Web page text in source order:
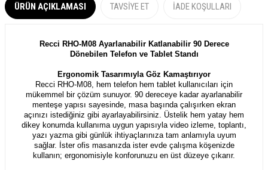
ÜRÜN AÇIKLAMASI TAVSIYE ET İADE KOŞULLARI
Recci RHO-M08 Ayarlanabilir Katlanabilir 90 Derece
Dönebilen Telefon ve Tablet Standı
Ergonomik Tasarımıyla Göz Kamaştırıyor
Recci RHO-M08, hem telefon hem tablet kullanıcıları için
mükemmel bir çözüm sunuyor. 90 dereceye kadar ayarlanabilir
menteşe yapısı sayesinde, masa başında çalışırken ekran
açınızı istediğiniz gibi ayarlayabilirsiniz. Üstelik hem yatay hem
dikey konumda kullanıma uygun yapısıyla video izleme, toplantı,
yazı yazma gibi günlük ihtiyaçlarınıza tam anlamıyla uyum
sağlar. İster ofis masanızda ister evde çalışma köşenizde
kullanın; ergonomisiyle konforunuzu en üst düzeye çıkarır.